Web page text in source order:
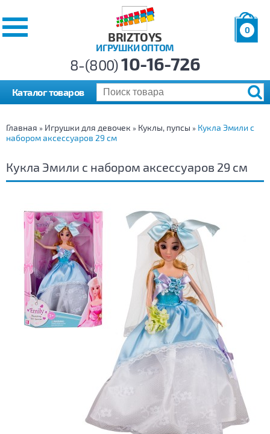
BRIZTOYS
ИГРУШКИ ОПТОМ
0
р.
8-(800)10-16-726
Каталог товаров
Главная » Игрушки для девочек » Куклы, пупсы » Кукла Эмили с
набором аксессуаров 29 см
Кукла Эмили с набором аксессуаров 29 см